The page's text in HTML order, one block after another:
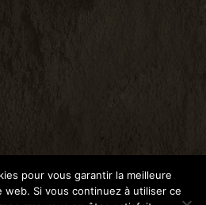
pour vous garantir la meilleure
Si vous continuez à utiliser ce